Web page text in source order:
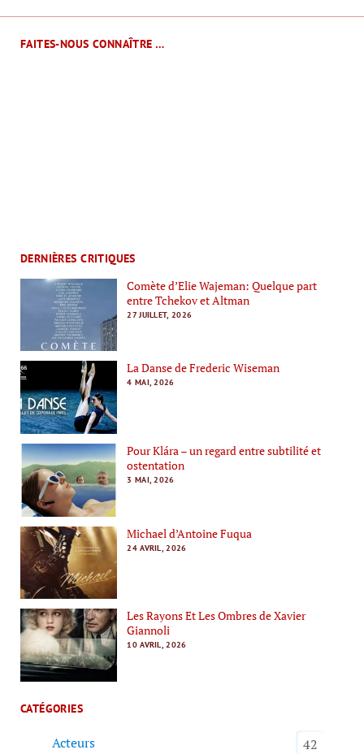
FAITES-NOUS CONNAÎTRE …
DERNIÈRES CRITIQUES
Comète d’Elie Wajeman: Quelque part
entre Tchekov et Altman
27 JUILLET, 2026
La Danse de Frederic Wiseman
4 MAI, 2026
Pour Klára – un regard entre subtilité et
ostentation
3 MAI, 2026
Michael d’Antoine Fuqua
24 AVRIL, 2026
Les Rayons Et Les Ombres de Xavier
Giannoli
10 AVRIL, 2026
CATÉGORIES
Acteurs
42